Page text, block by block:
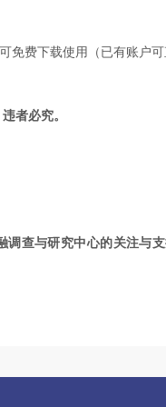
费下载使用（已有账户可
者必究。
查与研究中心的关注与